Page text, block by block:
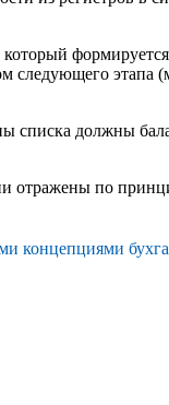
следующего
списка должны
отражены по
концепциями